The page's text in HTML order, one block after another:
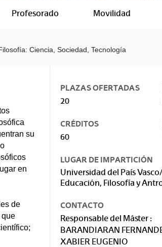
Profesorado Movilidad
Ciencia, Sociedad, Tecnología
su
en
de
que
PLAZAS OFERTADAS
20
CRÉDITOS
60
LUGAR DE IMPARTICIÓN
Universidad del País
Educación, Filosofía y
CONTACTO
Responsable del Máster :
BARANDIARAN
XABIER EUGENIO